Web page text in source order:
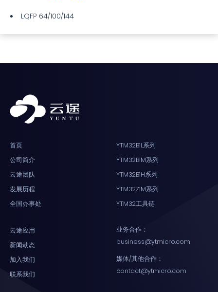
LQFP 64/100/144
首页
公司简介
云途团队
发展历程
全国办事处
YTM32B1L系列
YTM32B1M系列
YTM32B1H系列
YTM32Z1M系列
YTM32工具链
云途应用
新闻动态
加入我们
联系我们
业务合作：
business@ytmicro.com
媒体/其他合作：
contact@ytmicro.com